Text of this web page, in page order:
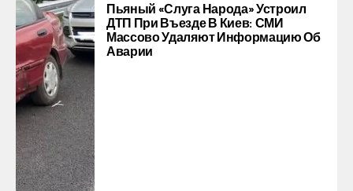
Пьяный «слуга Народа» Устроил
ДТП При Въезде В Киев: СМИ
Массово Удаляют Информацию Об
Аварии